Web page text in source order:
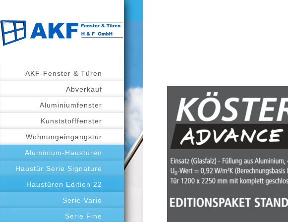
AKF-Fenster & Türen
Abverkauf
Aluminiumfenster
Kunststofffenster
Wohnungeingangstür
Aluminium-Haustüren
Haustür Serie Signature
Haustüren Edition 22
Serie Vario
Serie Fine